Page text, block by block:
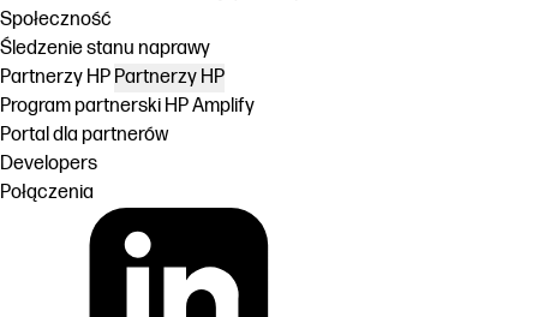
Społeczność
Śledzenie stanu naprawy
Partnerzy HP Partnerzy HP
Program partnerski HP Amplify
Portal dla partnerów
Developers
Połączenia